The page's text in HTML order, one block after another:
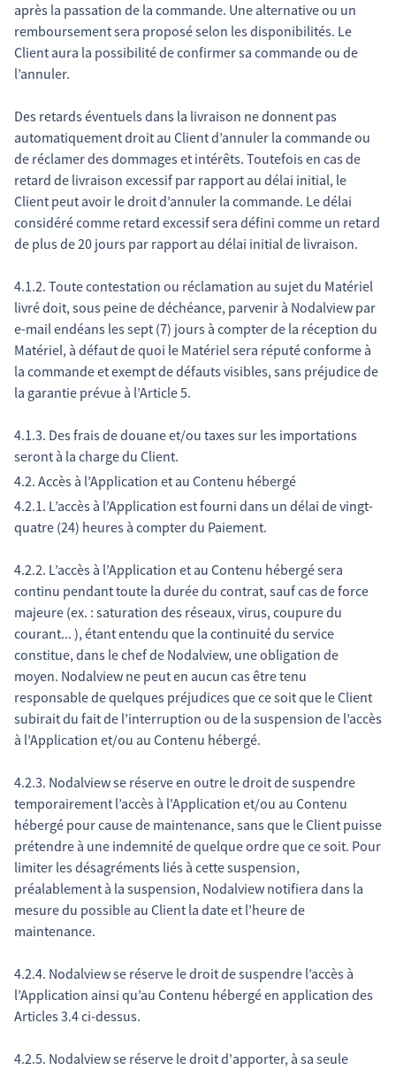
après la passation de la commande. Une alternative ou un
remboursement sera proposé selon les disponibilités. Le
Client aura la possibilité de confirmer sa commande ou de
l’annuler.
Des retards éventuels dans la livraison ne donnent pas
automatiquement droit au Client d’annuler la commande ou
de réclamer des dommages et intérêts. Toutefois en cas de
retard de livraison excessif par rapport au délai initial, le
Client peut avoir le droit d’annuler la commande. Le délai
considéré comme retard excessif sera défini comme un retard
de plus de 20 jours par rapport au délai initial de livraison.
4.1.2. Toute contestation ou réclamation au sujet du Matériel
livré doit, sous peine de déchéance, parvenir à Nodalview par
e-mail endéans les sept (7) jours à compter de la réception du
Matériel, à défaut de quoi le Matériel sera réputé conforme à
la commande et exempt de défauts visibles, sans préjudice de
la garantie prévue à l’Article 5.
4.1.3. Des frais de douane et/ou taxes sur les importations
seront à la charge du Client.
4.2. Accès à l’Application et au Contenu hébergé
4.2.1. L’accès à l’Application est fourni dans un délai de vingt-
quatre (24) heures à compter du Paiement.
4.2.2. L’accès à l’Application et au Contenu hébergé sera
continu pendant toute la durée du contrat, sauf cas de force
majeure (ex. : saturation des réseaux, virus, coupure du
courant... ), étant entendu que la continuité du service
constitue, dans le chef de Nodalview, une obligation de
moyen. Nodalview ne peut en aucun cas être tenu
responsable de quelques préjudices que ce soit que le Client
subirait du fait de l’interruption ou de la suspension de l’accès
à l’Application et/ou au Contenu hébergé.
4.2.3. Nodalview se réserve en outre le droit de suspendre
temporairement l’accès à l'Application et/ou au Contenu
hébergé pour cause de maintenance, sans que le Client puisse
prétendre à une indemnité de quelque ordre que ce soit. Pour
limiter les désagréments liés à cette suspension,
préalablement à la suspension, Nodalview notifiera dans la
mesure du possible au Client la date et l’heure de
maintenance.
4.2.4. Nodalview se réserve le droit de suspendre l’accès à
l’Application ainsi qu’au Contenu hébergé en application des
Articles 3.4 ci-dessus.
4.2.5. Nodalview se réserve le droit d'apporter, à sa seule